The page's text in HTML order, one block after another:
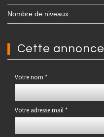
Nombre de niveaux
cette annonce
Votre nom *
Votre adresse mail *